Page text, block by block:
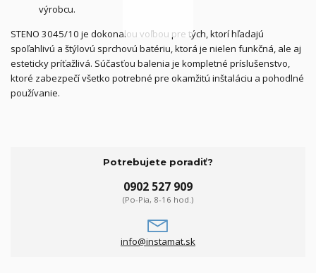
výrobcu.
STENO 3045/10 je dokonalou voľbou pre tých, ktorí hľadajú
spoľahlivú a štýlovú sprchovú batériu, ktorá je nielen funkčná, ale aj
esteticky príťažlivá. Súčasťou balenia je kompletné príslušenstvo,
ktoré zabezpečí všetko potrebné pre okamžitú inštaláciu a pohodlné
používanie.
Potrebujete poradiť?
0902 527 909
(Po-Pia, 8-16 hod.)
info@instamat.sk